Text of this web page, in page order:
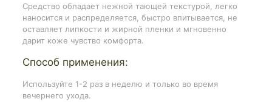
Средство обладает нежной тающей текстурой, легко
наносится и распределяется, быстро впитывается, не
оставляет липкости и жирной пленки и мгновенно
дарит коже чувство комфорта.
Способ применения:
Используйте 1-2 раз в неделю и только во время
вечернего ухода.